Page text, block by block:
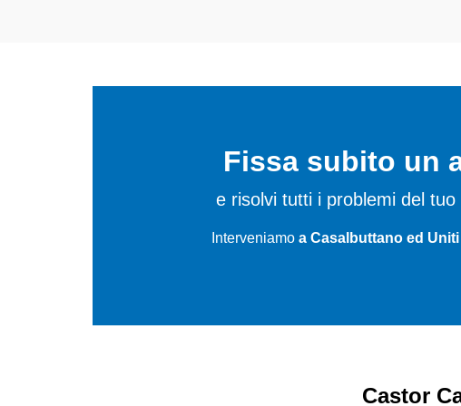
Fissa subito un
e risolvi tutti i problemi del
Interveniamo a Casalbuttano ed
Castor